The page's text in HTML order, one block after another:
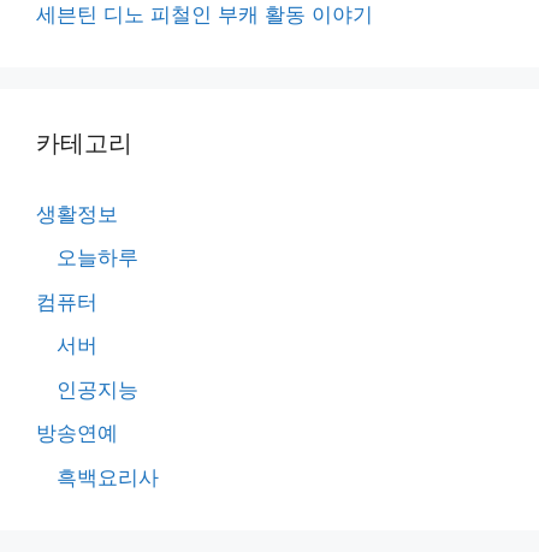
세븐틴 디노 피철인 부캐 활동 이야기
카테고리
생활정보
오늘하루
컴퓨터
서버
인공지능
방송연예
흑백요리사